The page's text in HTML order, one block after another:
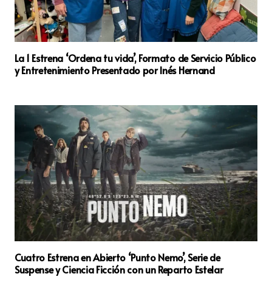
La 1 Estrena ‘Ordena tu vida’, Formato de Servicio Público
y Entretenimiento Presentado por Inés Hernand
Cuatro Estrena en Abierto ‘Punto Nemo’, Serie de
Suspense y Ciencia Ficción con un Reparto Estelar